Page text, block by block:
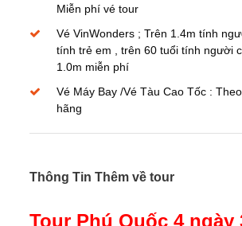
Miễn phí vé tour
Vé VinWonders ; Trên 1.4m tính
tính trẻ em , trên 60 tuổi tính người
1.0m miễn phí
Vé Máy Bay /Vé Tàu Cao Tốc :
hãng
Thông Tin Thêm về tour
Tour Phú Quốc 4 ngày